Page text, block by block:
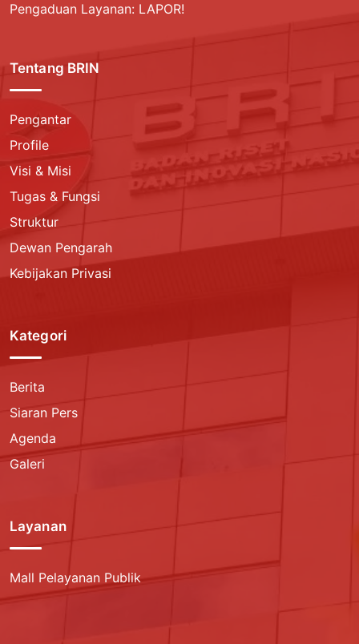
Pengaduan Layanan: LAPOR!
Tentang BRIN
Pengantar
Profile
Visi & Misi
Tugas & Fungsi
Struktur
Dewan Pengarah
Kebijakan Privasi
Kategori
Berita
Siaran Pers
Agenda
Galeri
Layanan
Mall Pelayanan Publik